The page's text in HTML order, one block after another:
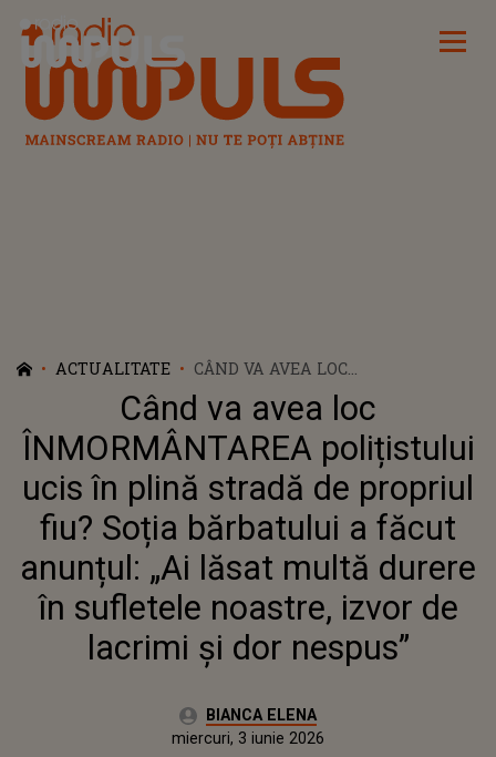
Radio Impuls
ACTUALITATE
CÂND VA AVEA LOC
ÎNMORMÂNTAREA POLIȚISTULUI
UCIS ÎN PLINĂ STRADĂ DE
PROPRIUL FIU? SOȚIA
BĂRBATULUI A FĂCUT ANUNȚUL:
„AI LĂSAT MULTĂ DURERE ÎN
SUFLETELE NOASTRE, IZVOR DE
LACRIMI ȘI DOR NESPUS”
Când va avea loc
ÎNMORMÂNTAREA polițistului
ucis în plină stradă de propriul
fiu? Soția bărbatului a făcut
anunțul: „Ai lăsat multă durere
în sufletele noastre, izvor de
lacrimi și dor nespus”
Autor:BIANCA ELENA
Actualizat:
miercuri, 3 iunie 2026